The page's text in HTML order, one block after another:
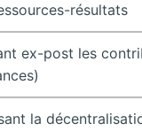
résultats
ex-post les
la